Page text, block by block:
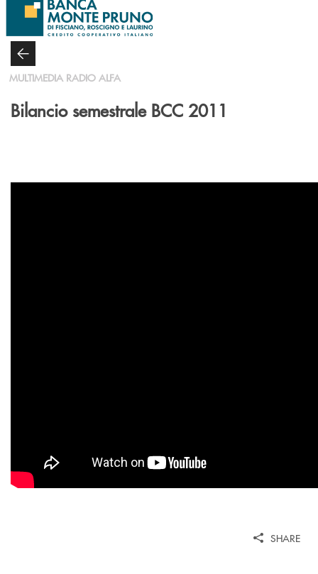
Salta al contenuto principale
MULTIMEDIA RADIO ALFA
Bilancio semestrale BCC 2011
SHARE